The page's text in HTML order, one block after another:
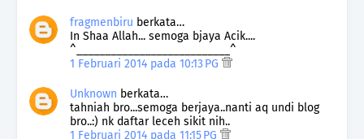
fragmenbiru berkata…
In Shaa Allah... semoga bjaya Acik....
^___________________________^
1 Februari 2014 pada 10:13 PG
Unknown berkata…
tahniah bro...semoga berjaya..nanti aq undi blog
bro..:) nk daftar leceh sikit nih..
1 Februari 2014 pada 11:15 PG